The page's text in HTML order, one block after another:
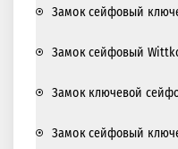
Замок сейфовый
Замок сейфовый
Замок ключевой
Замок сейфовый